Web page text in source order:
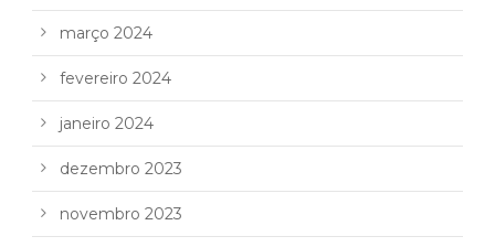
março 2024
fevereiro 2024
janeiro 2024
dezembro 2023
novembro 2023